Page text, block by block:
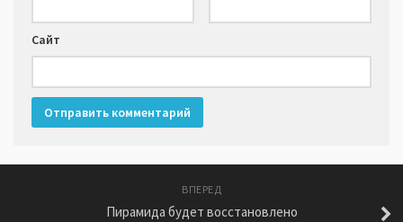
Сайт
ВПЕРЕД
Пирамида будет восстановлено